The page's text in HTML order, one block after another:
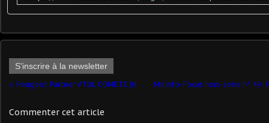
S'inscrire à la newsletter
Peugeot Partner VTUL COMETE (Hachette-collections - 1/43) ​
Commenter cet article